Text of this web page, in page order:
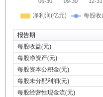
报告期
每股收益(元)
每股净资产(元)
每股资本公积金(元)
每股未分配利润(元)
每股经营性现金流(元)